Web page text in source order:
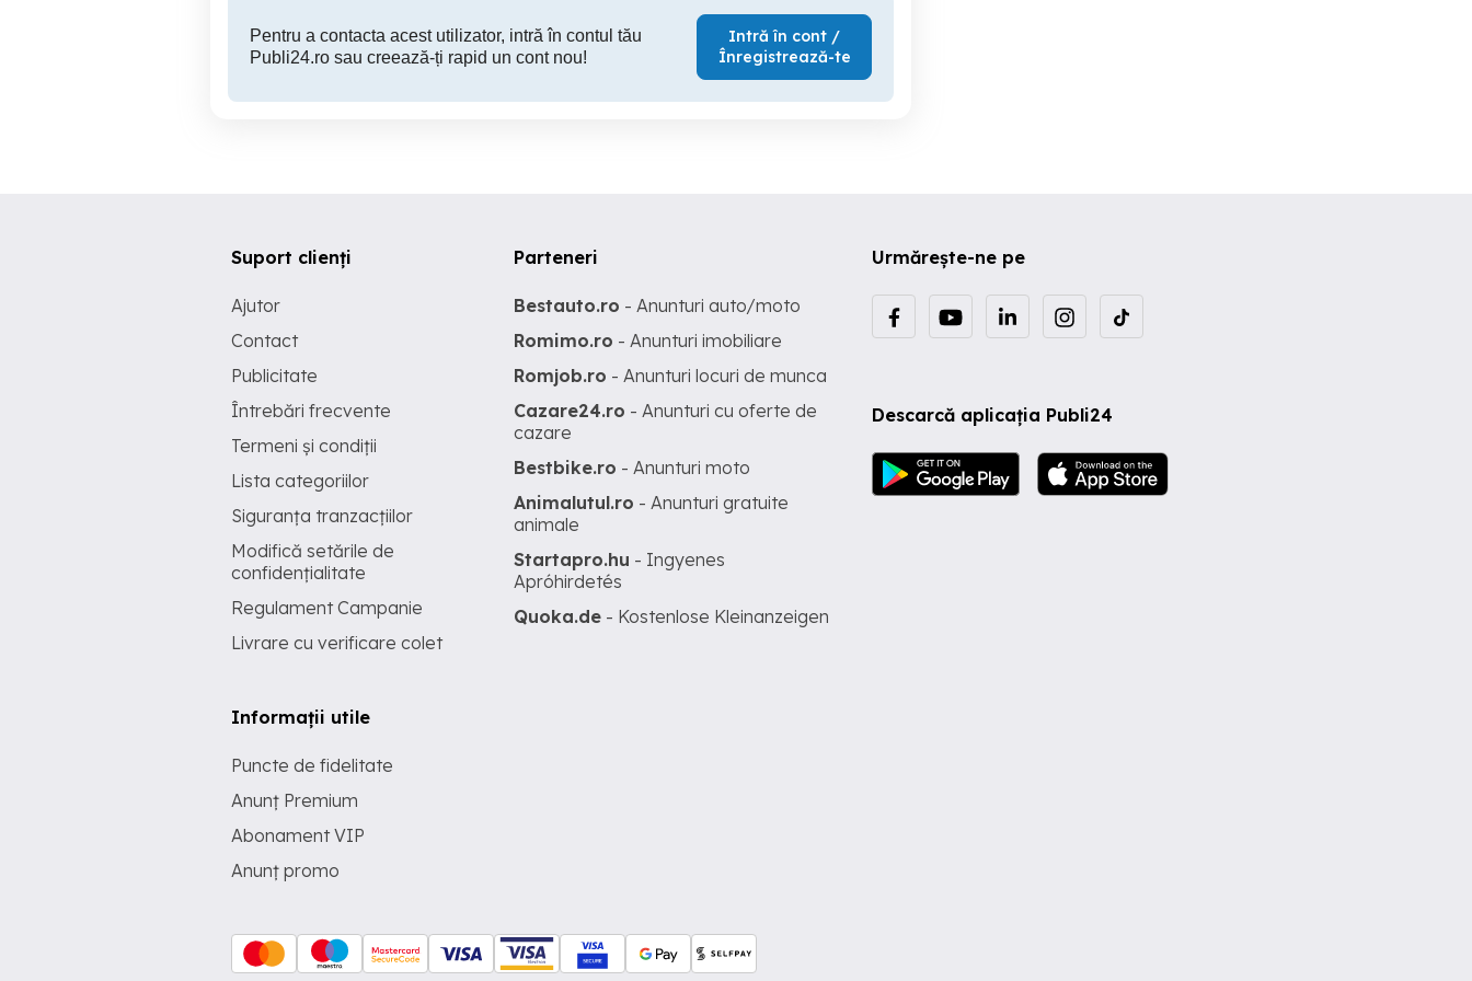
Pentru a contacta acest utilizator, intră în contul tău
Publi24.ro sau creează-ți rapid un cont nou!
Intră în cont /
Înregistrează-te
Urmărește-ne pe
Descarcă aplicația Publi24
Suport clienți
Ajutor
Contact
Publicitate
Întrebări frecvente
Termeni și condiții
Lista categoriilor
Siguranța tranzacțiilor
Modifică setările de
confidențialitate
Regulament Campanie
Livrare cu verificare colet
Informații utile
Puncte de fidelitate
Anunț Premium
Abonament VIP
Anunț promo
Parteneri
Bestauto.ro - Anunturi auto/moto
Romimo.ro - Anunturi imobiliare
Romjob.ro - Anunturi locuri de munca
Cazare24.ro - Anunturi cu oferte de
cazare
Bestbike.ro - Anunturi moto
Animalutul.ro - Anunturi gratuite
animale
Startapro.hu - Ingyenes
Apróhirdetés
Quoka.de - Kostenlose Kleinanzeigen